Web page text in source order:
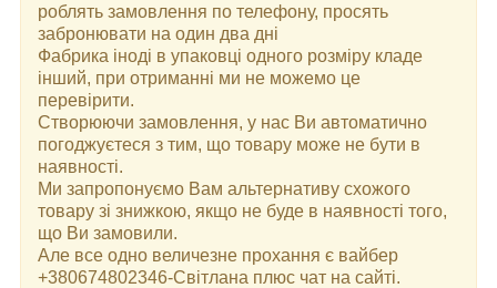
роблять замовлення по телефону, просять
забронювати на один два дні
Фабрика іноді в упаковці одного розміру кладе
інший, при отриманні ми не можемо це
перевірити.
Створюючи замовлення, у нас Ви автоматично
погоджуєтеся з тим, що товару може не бути в
наявності.
Ми запропонуємо Вам альтернативу схожого
товару зі знижкою, якщо не буде в наявності того,
що Ви замовили.
Але все одно величезне прохання є вайбер
+380674802346-Світлана плюс чат на сайті.